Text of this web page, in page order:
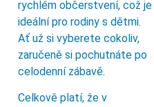
rychlém občerstvení, což je
ideální pro rodiny s dětmi.
Ať už si vyberete cokoliv,
zaručeně si pochutnáte po
celodenní zábavě.
Celkově platí, že v